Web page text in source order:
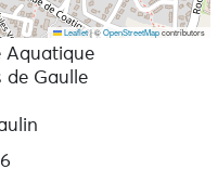
Leaflet|©OpenStreetMapcontributors
Aquatique
de Gaulle